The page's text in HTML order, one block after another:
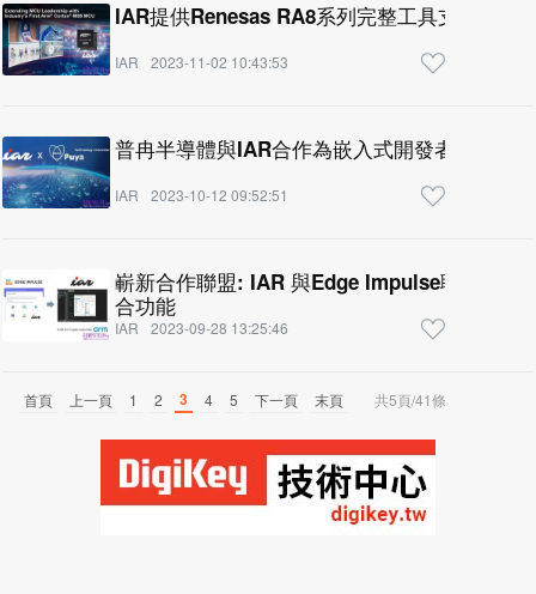
IAR提供Renesas RA8系列完整工具支援以開
IAR 2023-11-02 10:43:53
普冉半導體與IAR合作為嵌入式開發者帶來卓
IAR 2023-10-12 09:52:51
嶄新合作聯盟: IAR 與Edge Impulse聯手為全
合功能
IAR 2023-09-28 13:25:46
共5頁/41條
首頁 上一頁 1 2 3 4 5 下一頁 末頁